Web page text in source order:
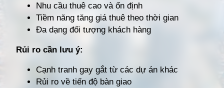
Nhu cầu thuê cao và ổn định
Tiềm năng tăng giá thuê theo thời gian
Đa dạng đối tượng khách hàng
Rủi ro cần lưu ý:
Cạnh tranh gay gắt từ các dự án khác
Rủi ro về tiến độ bàn giao